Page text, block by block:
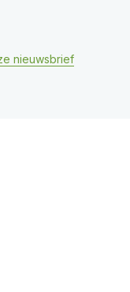
nieuwsbrief